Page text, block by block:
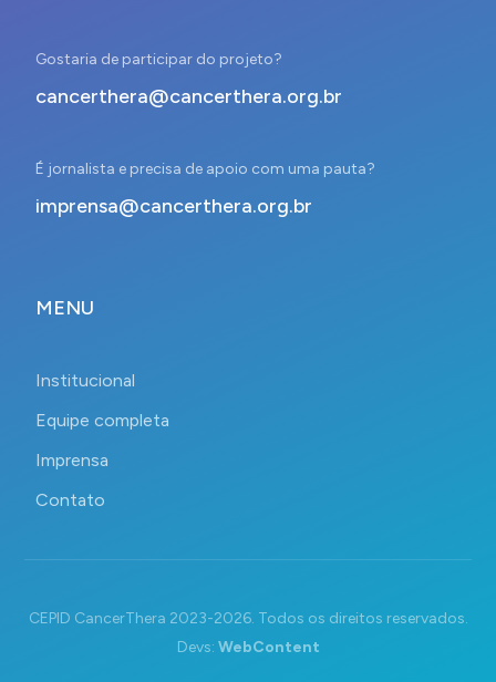
Gostaria de participar do projeto?
cancerthera@cancerthera.org.br
É jornalista e precisa de apoio com uma pauta?
imprensa@cancerthera.org.br
MENU
Institucional
Equipe completa
Imprensa
Contato
CEPID CancerThera 2023-2026. Todos os direitos reservados.
Devs: WebContent